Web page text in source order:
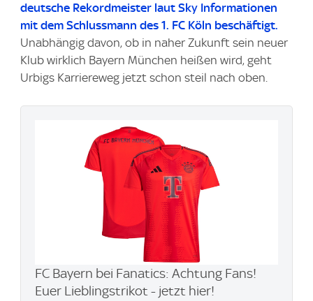
deutsche Rekordmeister laut Sky Informationen
mit dem Schlussmann des 1. FC Köln beschäftigt.
Unabhängig davon, ob in naher Zukunft sein neuer
Klub wirklich Bayern München heißen wird, geht
Urbigs Karriereweg jetzt schon steil nach oben.
FC Bayern bei Fanatics: Achtung Fans!
Euer Lieblingstrikot - jetzt hier!